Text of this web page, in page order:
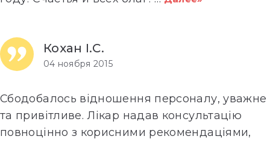
Кохан І.С.
04 ноября 2015
Сбодобалось відношення персоналу, уважне
та привітливе. Лікар надав консультацію
повноцінно з корисними рекомендаціями,